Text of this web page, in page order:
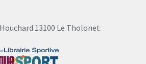
13100 Le Tholonet